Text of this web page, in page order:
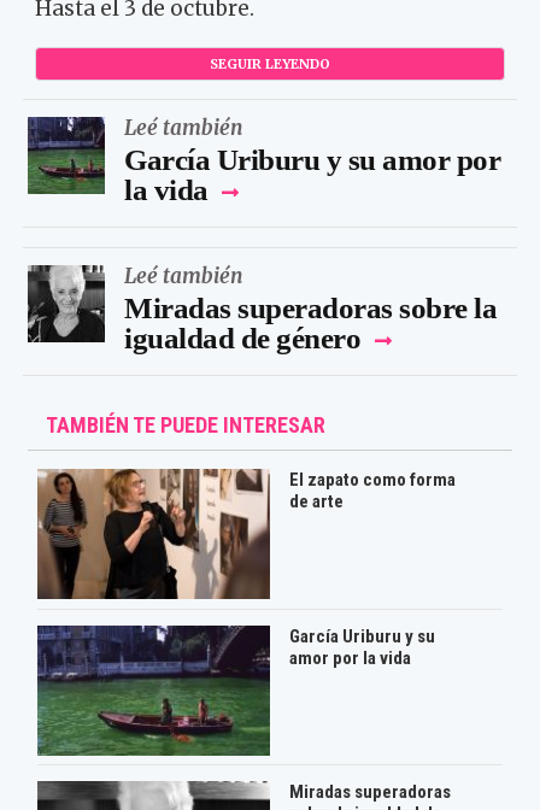
Hasta el 3 de octubre.
SEGUIR LEYENDO
Leé también
García Uriburu y su amor por
la vida
Leé también
Miradas superadoras sobre la
igualdad de género
TAMBIÉN TE PUEDE INTERESAR
El zapato como forma
de arte
García Uriburu y su
amor por la vida
Miradas superadoras